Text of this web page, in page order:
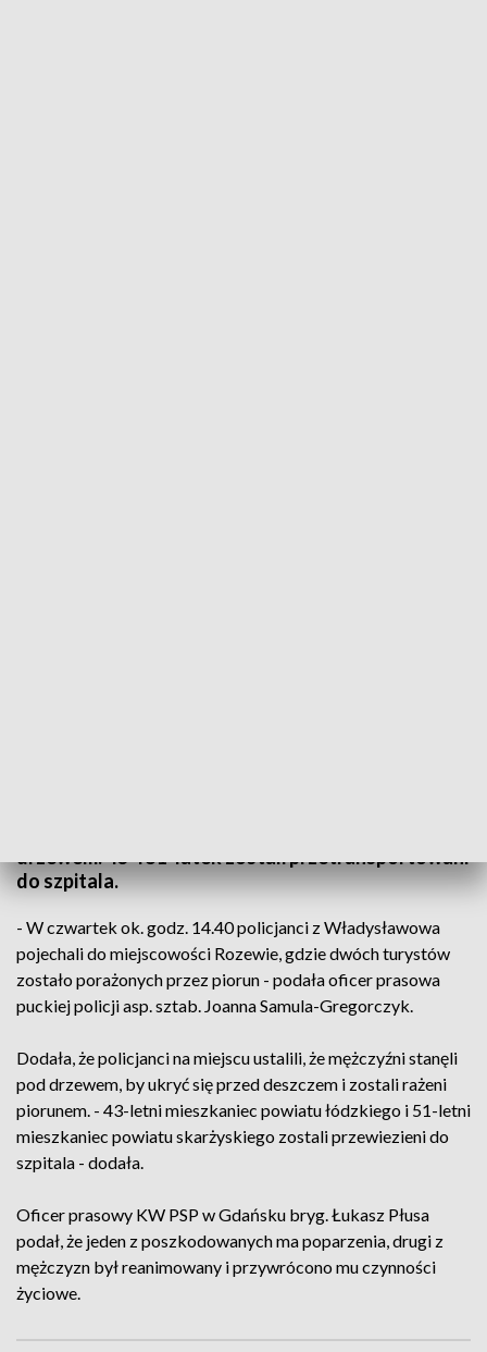
drzewem. 43- i 51-latek zostali przetransportowani
do szpitala.
- W czwartek ok. godz. 14.40 policjanci z Władysławowa
pojechali do miejscowości Rozewie, gdzie dwóch turystów
zostało porażonych przez piorun - podała oficer prasowa
puckiej policji asp. sztab. Joanna Samula-Gregorczyk.
Dodała, że policjanci na miejscu ustalili, że mężczyźni stanęli
pod drzewem, by ukryć się przed deszczem i zostali rażeni
piorunem. - 43-letni mieszkaniec powiatu łódzkiego i 51-letni
mieszkaniec powiatu skarżyskiego zostali przewiezieni do
szpitala - dodała.
Oficer prasowy KW PSP w Gdańsku bryg. Łukasz Płusa
podał, że jeden z poszkodowanych ma poparzenia, drugi z
mężczyzn był reanimowany i przywrócono mu czynności
życiowe.